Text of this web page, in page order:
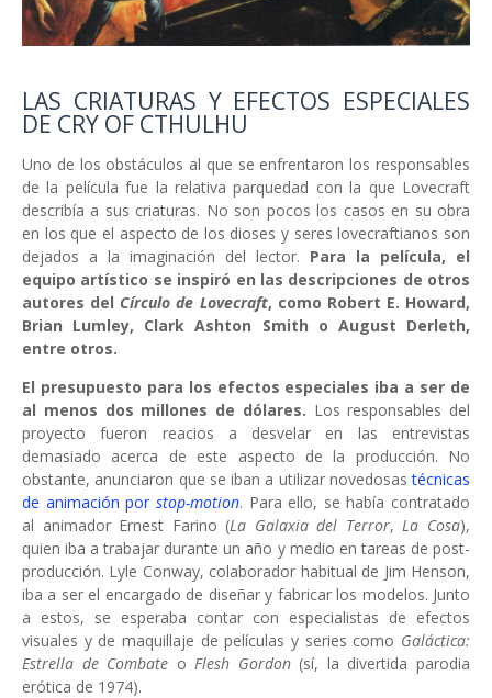
LAS CRIATURAS Y EFECTOS ESPECIALES
DE CRY OF CTHULHU
Uno de los obstáculos al que se enfrentaron los responsables
de la película fue la relativa parquedad con la que Lovecraft
describía a sus criaturas. No son pocos los casos en su obra
en los que el aspecto de los dioses y seres lovecraftianos son
dejados a la imaginación del lector. Para la película, el
equipo artístico se inspiró en las descripciones de otros
autores del Círculo de Lovecraft, como Robert E. Howard,
Brian Lumley, Clark Ashton Smith o August Derleth,
entre otros.
El presupuesto para los efectos especiales iba a ser de
al menos dos millones de dólares. Los responsables del
proyecto fueron reacios a desvelar en las entrevistas
demasiado acerca de este aspecto de la producción. No
obstante, anunciaron que se iban a utilizar novedosastécnicas
de animación por stop-motion. Para ello, se había contratado
al animador Ernest Farino (La Galaxia del Terror, La Cosa),
quien iba a trabajar durante un año y medio en tareas de post-
producción. Lyle Conway, colaborador habitual de Jim Henson,
iba a ser el encargado de diseñar y fabricar los modelos. Junto
a estos, se esperaba contar con especialistas de efectos
visuales y de maquillaje de películas y series como Galáctica:
Estrella de Combate o Flesh Gordon(sí, la divertida parodia
erótica de 1974).